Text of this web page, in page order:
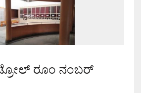
ರೂಂ ನಂಬರ್